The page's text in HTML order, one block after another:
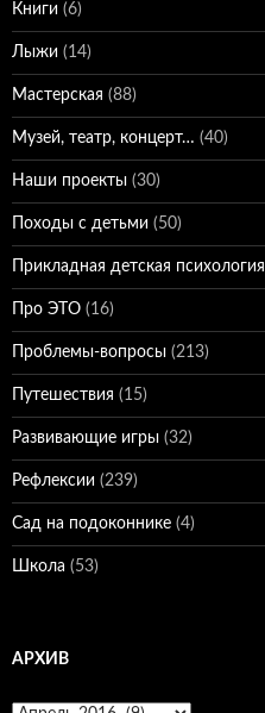
Книги (6)
Лыжи (14)
Мастерская (88)
Музей, театр, концерт… (40)
Наши проекты (30)
Походы с детьми (50)
Прикладная детская психология
Про ЭТО (16)
Проблемы-вопросы (213)
Путешествия (15)
Развивающие игры (32)
Рефлексии (239)
Сад на подоконнике (4)
Школа (53)
АРХИВ